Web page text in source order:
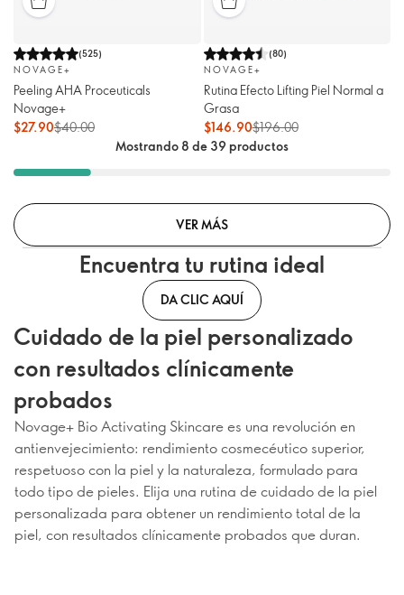
(525)
NOVAGE+
Peeling AHA Proceuticals
Novage+
$27.90$40.00
(80)
NOVAGE+
Rutina Efecto Lifting Piel Normal a
Grasa
$146.90$196.00
Mostrando 8 de 39 productos
VER MÁS
Encuentra tu rutina ideal
DA CLIC AQUÍ
Cuidado de la piel personalizado
con resultados clínicamente
probados
Novage+ Bio Activating Skincare es una revolución en
antienvejecimiento: rendimiento cosmecéutico superior,
respetuoso con la piel y la naturaleza, formulado para
todo tipo de pieles. Elija una rutina de cuidado de la piel
personalizada para obtener un rendimiento total de la
piel, con resultados clínicamente probados que duran.